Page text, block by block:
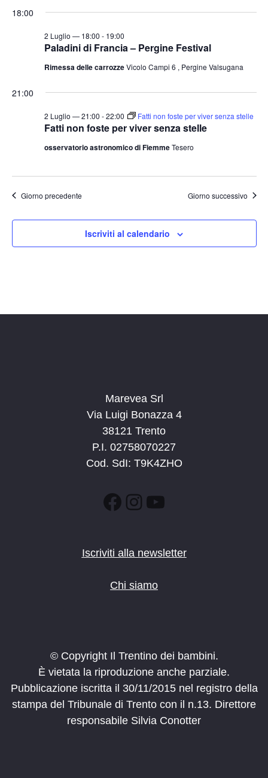
18:00
Paladini di Francia – Pergine Festival
2 Luglio — 18:00 - 19:00
Rimessa delle carrozzeVicolo Campi 6 , Pergine Valsugana
21:00
Fatti non foste per viver senza stelle
2 Luglio — 21:00 -22:00 Fatti non foste per viver senza stelle
osservatorio astronomico di FiemmeTesero
Giorno precedente Giorno successivo
Iscriviti al calendario
Marevea Srl
Via Luigi Bonazza 4
38121 Trento
P.I. 02758070227
Cod. SdI: T9K4ZHO
Facebook
Instagram
YouTube
Iscriviti alla newsletter
Chi siamo
© Copyright Il Trentino dei bambini.
È vietata la riproduzione anche parziale.
Pubblicazione iscritta il 30/11/2015 nel registro della
stampa del Tribunale di Trento con il n.13. Direttore
responsabile Silvia Conotter